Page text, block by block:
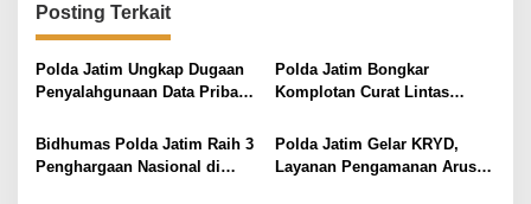
s
i
p
s
Posting Terkait
Polda Jatim Ungkap Dugaan
Penyalahgunaan Data Pribadi
Tiga Tersangka Diamankan
Polda Jatim Bongkar
Komplotan Curat Lintas
Bidhumas Polda Jatim Raih 3
Penghargaan Nasional di
Polda Jatim Gelar KRYD,
Layanan Pengamanan Arus